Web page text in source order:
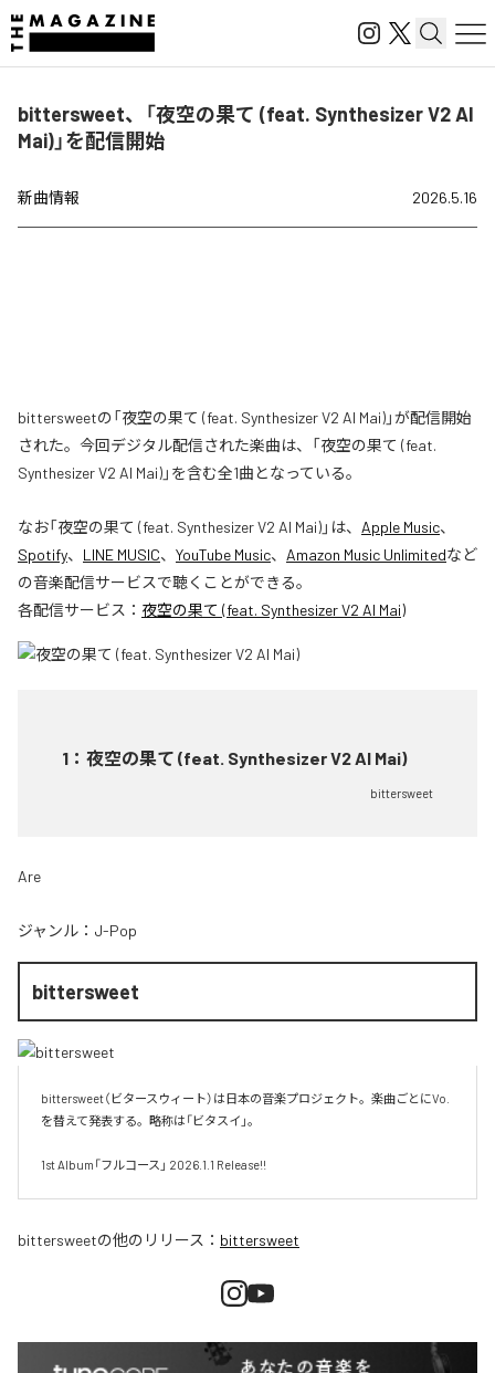
bittersweet、「夜空の果て (feat. Synthesizer V2 AI
Mai)」を配信開始
新曲情報 2026.5.16
bittersweetの「夜空の果て (feat. Synthesizer V2 AI Mai)」が配信開始
された。今回デジタル配信された楽曲は、「夜空の果て (feat.
Synthesizer V2 AI Mai)」を含む全1曲となっている。
なお「夜空の果て (feat. Synthesizer V2 AI Mai)」は、 Apple Music、
Spotify、 LINE MUSIC、 YouTube Music、 Amazon Music Unlimitedなど
の音楽配信サービスで聴くことができる。
各配信サービス： 夜空の果て (feat. Synthesizer V2 AI Mai)
1 ： 夜空の果て (feat. Synthesizer V2 AI Mai)
bittersweet
Are
ジャンル： J-Pop
bittersweet
bittersweet（ビタースウィート）は日本の音楽プロジェクト。楽曲ごとにVo.
を替えて発表する。略称は「ビタスイ」。
1st Album「フルコース」 2026.1.1 Release!!
bittersweetの他のリリース： bittersweet